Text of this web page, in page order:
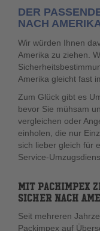
DER
NACH
Wir würden Ihnen
Amerika zu ziehen.
Amerika gleicht fast
Zum Glück gibt es
bevor Sie mühsam
vergleichen oder
einholen, die nur
sich lieber gleich für
Service-
MIT PACKIMPEX
SICHER NACH
Seit mehreren
Packimpex auf